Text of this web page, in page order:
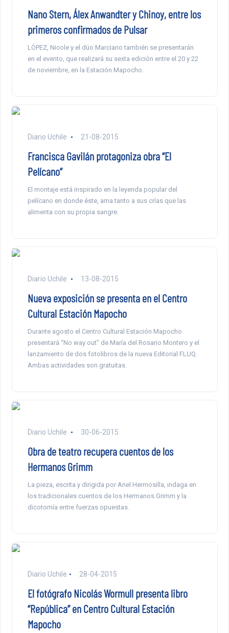
Nano Stern, Álex Anwandter y Chinoy, entre los
primeros confirmados de Pulsar
LÓPEZ, Nicole y el dúo Marciano también se presentarán
en el evento, que realizará su sexta edición entre el 20 y 22
de noviembre, en la Estación Mapocho.
Diario Uchile 21-08-2015
Francisca Gavilán protagoniza obra “El
Pelícano”
El montaje está inspirado en la leyenda popular del
pelícano en donde éste, ama tanto a sus crías que las
alimenta con su propia sangre.
Diario Uchile 13-08-2015
Nueva exposición se presenta en el Centro
Cultural Estación Mapocho
Durante agosto el Centro Cultural Estación Mapocho
presentará “No way out” de María del Rosario Montero y el
lanzamiento de dos fotolibros de la nueva Editorial FLUQ.
Ambas actividades son gratuitas.
Diario Uchile 30-06-2015
Obra de teatro recupera cuentos de los
Hermanos Grimm
La pieza, escrita y dirigida por Ariel Hermosilla, indaga en
los tradicionales cuentos de los Hermanos Grimm y la
dicotomía entre fuerzas opuestas.
Diario Uchile 28-04-2015
El fotógrafo Nicolás Wormull presenta libro
“República” en Centro Cultural Estación
Mapocho